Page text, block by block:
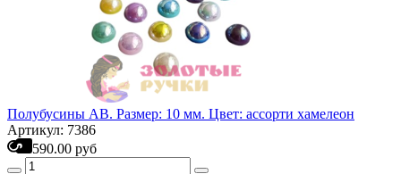
Полубусины АВ. Размер: 10 мм. Цвет: ассорти хамелеон
Артикул: 7386
590.00 руб